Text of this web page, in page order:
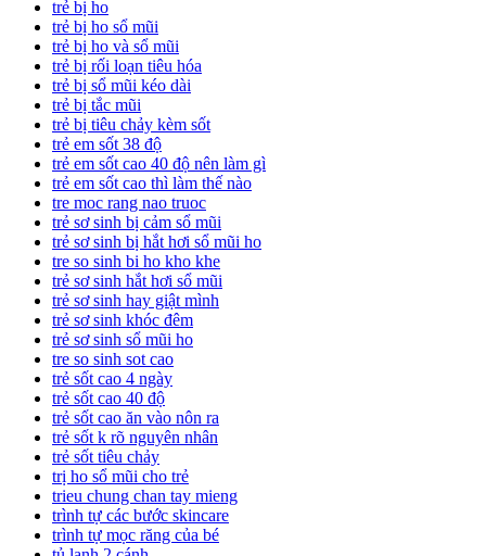
trẻ bị ho
trẻ bị ho sổ mũi
trẻ bị ho và sổ mũi
trẻ bị rối loạn tiêu hóa
trẻ bị sổ mũi kéo dài
trẻ bị tắc mũi
trẻ bị tiêu chảy kèm sốt
trẻ em sốt 38 độ
trẻ em sốt cao 40 độ nên làm gì
trẻ em sốt cao thì làm thế nào
tre moc rang nao truoc
trẻ sơ sinh bị cảm sổ mũi
trẻ sơ sinh bị hắt hơi sổ mũi ho
tre so sinh bi ho kho khe
trẻ sơ sinh hắt hơi sổ mũi
trẻ sơ sinh hay giật mình
trẻ sơ sinh khóc đêm
trẻ sơ sinh sổ mũi ho
tre so sinh sot cao
trẻ sốt cao 4 ngày
trẻ sốt cao 40 độ
trẻ sốt cao ăn vào nôn ra
trẻ sốt k rõ nguyên nhân
trẻ sốt tiêu chảy
trị ho sổ mũi cho trẻ
trieu chung chan tay mieng
trình tự các bước skincare
trình tự mọc răng của bé